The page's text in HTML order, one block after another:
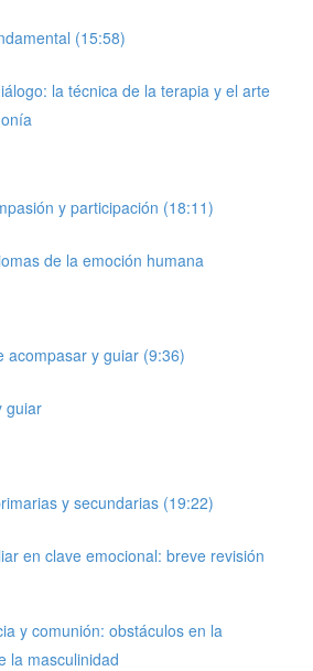
(15:58)
la técnica de la terapia y el arte
y participación (18:11)
de la emoción humana
acompasar y guiar (9:36)
guiar
y secundarias (19:22)
en clave emocional: breve revisión
y comunión: obstáculos en la
la masculinidad